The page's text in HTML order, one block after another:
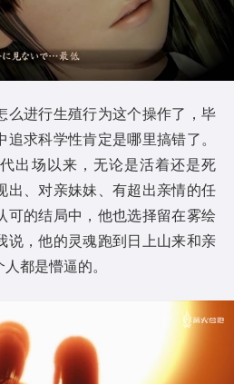
么进行生殖行为这个操作了，毕
求科学性肯定是哪里搞错了。
出场以来，无论是活着还是死
出、对亲妹妹、有超出亲情的任
可的结局中，他也选择留在雾绘
说，他的灵魂跑到日上山来和亲
都是懵逼的。